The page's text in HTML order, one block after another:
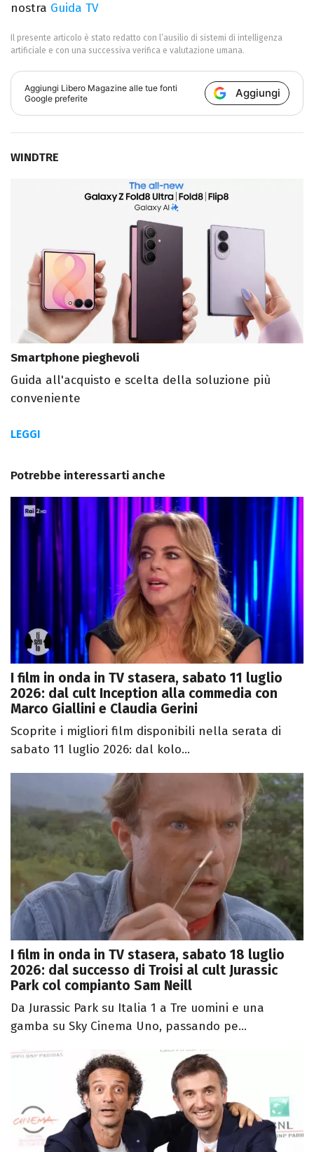
nostra Guida TV
Il presente articolo è stato redatto con l’ausilio di sistemi di intelligenza
artificiale e con una successiva verifica e valutazione umana.
Aggiungi Libero Magazine alle tue fonti
Google preferite
Aggiungi
WINDTRE
Smartphone pieghevoli
Guida all'acquisto e scelta della soluzione più
conveniente
LEGGI
Potrebbe interessarti anche
I film in onda in TV stasera, sabato 11 luglio
2026: dal cult Inception alla commedia con
Marco Giallini e Claudia Gerini
Scoprite i migliori film disponibili nella serata di
sabato 11 luglio 2026: dal kolo...
I film in onda in TV stasera, sabato 18 luglio
2026: dal successo di Troisi al cult Jurassic
Park col compianto Sam Neill
Da Jurassic Park su Italia 1 a Tre uomini e una
gamba su Sky Cinema Uno, passando pe...